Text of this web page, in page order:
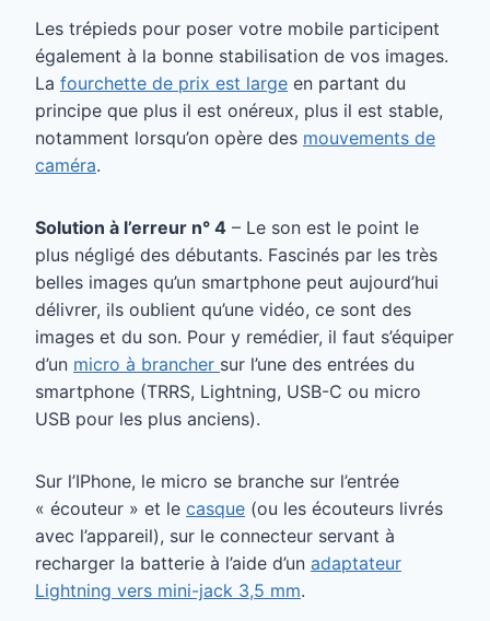
Les trépieds pour poser votre mobile participent
également à la bonne stabilisation de vos images.
La fourchette de prix est large en partant du
principe que plus il est onéreux, plus il est stable,
notamment lorsqu’on opère des mouvements de
caméra.
Solution à l’erreur n° 4 – Le son est le point le
plus négligé des débutants. Fascinés par les très
belles images qu’un smartphone peut aujourd’hui
délivrer, ils oublient qu’une vidéo, ce sont des
images et du son. Pour y remédier, il faut s’équiper
d’un micro à brancher sur l’une des entrées du
smartphone (TRRS, Lightning, USB-C ou micro
USB pour les plus anciens).
Sur l’IPhone, le micro se branche sur l’entrée
« écouteur » et le casque (ou les écouteurs livrés
avec l’appareil), sur le connecteur servant à
recharger la batterie à l’aide d’un adaptateur
Lightning vers mini-jack 3,5 mm.